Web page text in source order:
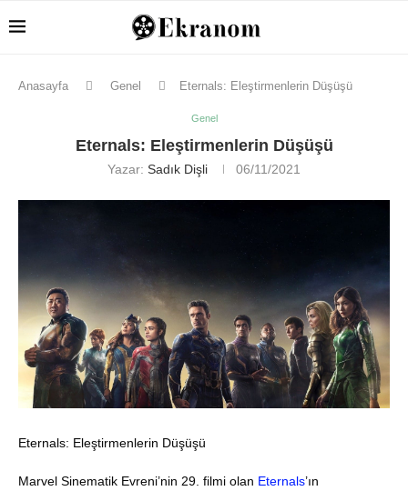
Anasayfa Genel Eternals: Eleştirmenlerin Düşüşü
Genel
Eternals: Eleştirmenlerin Düşüşü
Yazar: Sadık Dişli 06/11/2021
Eternals: Eleştirmenlerin Düşüşü
Marvel Sinematik Evreni’nin 29. filmi olan Eternals’ın